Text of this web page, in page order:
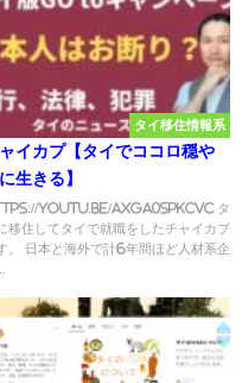
タイ移住情報系
イカプ【タイでココロ穏や
生きる】
youtu.be/aXGa0SpkCvc タ
移住してタイで就職をしたチャイカプ
。 日本と海外で計6年間ほど人材系企